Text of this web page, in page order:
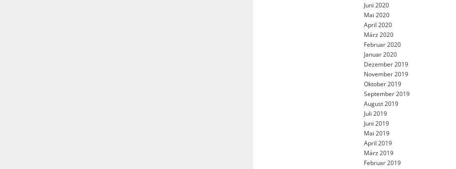
Juni 2020
Mai 2020
April 2020
März 2020
Februar 2020
Januar 2020
Dezember 2019
November 2019
Oktober 2019
September 2019
August 2019
Juli 2019
Juni 2019
Mai 2019
April 2019
März 2019
Februar 2019